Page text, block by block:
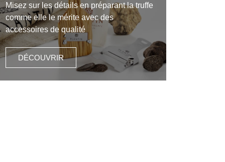
Misez sur les détails en préparant la truffe
comme elle le mérite avec des
accessoires de qualité
DÉCOUVRIR